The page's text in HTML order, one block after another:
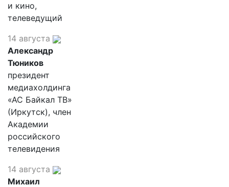
и кино,
телеведущий
14 августа
Александр
Тюников
президент
медиахолдинга
«АС Байкал ТВ»
(Иркутск), член
Академии
российского
телевидения
14 августа
Михаил